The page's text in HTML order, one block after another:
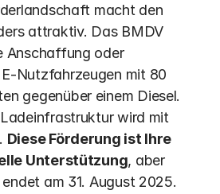
macht den
attraktiv. Das BMDV
Anschaffung oder
Nutzfahrzeugen mit 80
gegenüber einem Diesel.
wird mit
Diese Förderung ist Ihre
Unterstützung, aber
am 31. August 2025.